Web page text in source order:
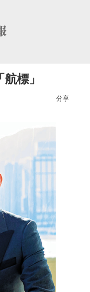
標」
分享